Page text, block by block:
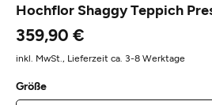
Hochflor Shaggy Teppich
359,90 €
inkl. MwSt., Lieferzeit ca. 3-8 Werktage
Größe